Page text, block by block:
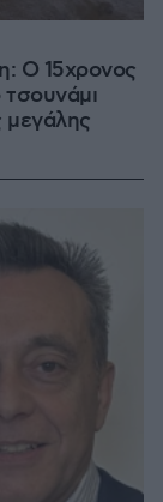
Ο 15χρονος
μεγάλης